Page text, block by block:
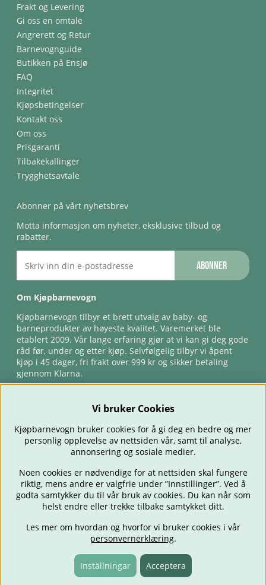
Fraktfritt fra 999 kr
Frakt og Levering
Gi oss en omtale
Angrerett og Retur
Barnevognguide
Butikken på Ensjø
FAQ
Integritet
Kjøpsbetingelser
Kontakt oss
Om oss
Prisgaranti
Tilbakekallinger
Trygghetsavtale
Abonner på vårt nyhetsbrev
Motta informasjon om nyheter, eksklusive tilbud og
rabatter.
Abonner
Om Kjøpbarnevogn
Kjøpbarnevogn tilbyr et brett utvalg av baby- og
barneprodukter av høyeste kvalitet. Varemerket ble
etablert 2009. Vår lange erfaring gjør at vi kan gi deg gode
råd før, under og etter kjøp. Selvfølgelig tilbyr vi åpent
kjøp i 45 dager, fri frakt over 999 kr og sikker betaling
gjennom Klarna.
BARNEVOGNER BILSTOLER BABY SPISE & MATE
REISE
FORELDRE
BARNEROMMET LEKER TILBUD
OUTLET
GAVETIPS
Vi bruker Cookies
Kjøpbarnevogn bruker cookies for å gi deg en bedre og mer
personlig opplevelse av nettsiden vår, samt til analyse,
annonsering og sosiale medier.
Noen cookies er nødvendige for at nettsiden skal fungere
riktig, mens andre er valgfrie under ”Innstillinger”. Ved å
godta samtykker du til vår bruk av cookies. Du kan når som
helst endre eller trekke tilbake samtykket ditt.
Les mer om hvordan og hvorfor vi bruker cookies i vår
personvernerklæring.
Inställningar Acceptera